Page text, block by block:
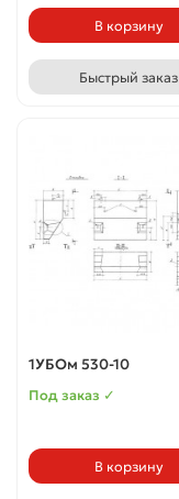
В корзину
Быстрый заказ
1УБОм 530-10
Под заказ ✓
В корзину